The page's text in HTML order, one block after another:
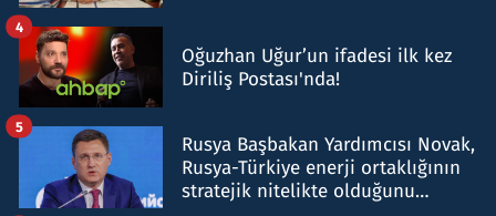
Oğuzhan Uğur’un ifadesi ilk kez
Diriliş Postası'nda!
4
Rusya Başbakan Yardımcısı Novak,
Rusya-Türkiye enerji ortaklığının
stratejik nitelikte olduğunu
5